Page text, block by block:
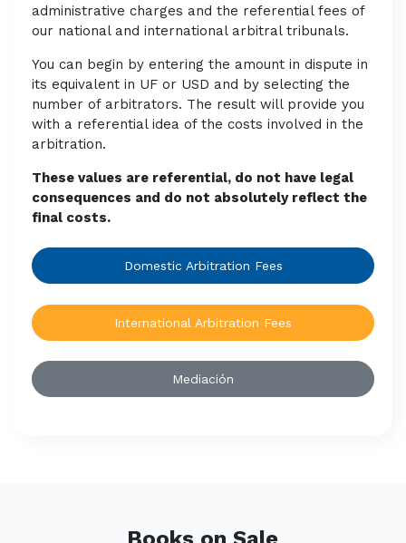
administrative charges and the referential fees of
our national and international arbitral tribunals.
You can begin by entering the amount in dispute in
its equivalent in UF or USD and by selecting the
number of arbitrators. The result will provide you
with a referential idea of the costs involved in the
arbitration.
These values are referential, do not have legal
consequences and do not absolutely reflect the
final costs.
Domestic Arbitration Fees
International Arbitration Fees
Mediación